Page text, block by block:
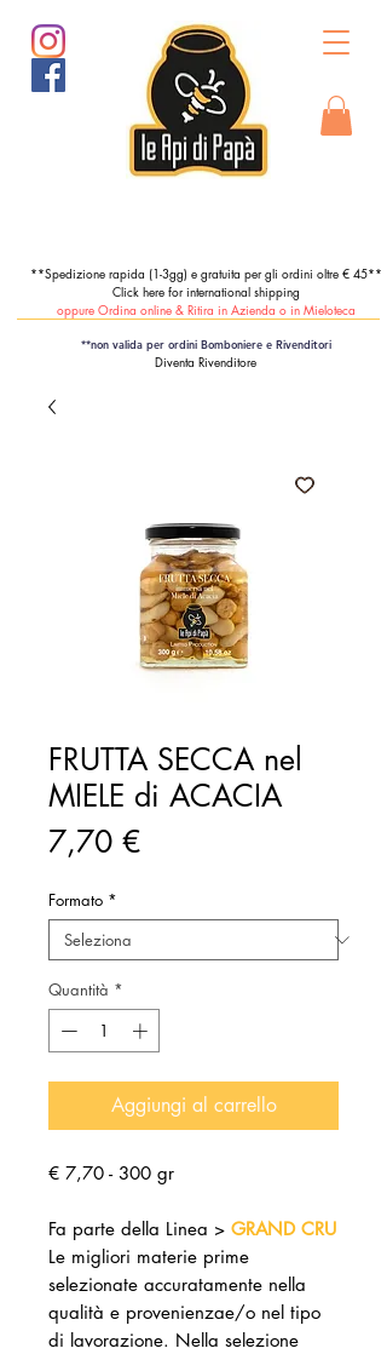
**Spedizione rapida (1-3gg) e gratuita per gli ordini oltre € 45**
Click here for international shipping
oppure Ordina online & Ritira in Azienda o in Mieloteca
**non valida per ordini Bomboniere e Rivenditori
Diventa Rivenditore
FRUTTA SECCA nel
MIELE di ACACIA
7,70 €Prezzo
Formato *
Quantità *
Aggiungi al carrello
€ 7,70 - 300 gr
Fa parte della Linea > GRAND CRU
Le migliori materie prime
selezionate accuratamente nella
qualità e provenienzae/o nel tipo
di lavorazione. Nella selezione